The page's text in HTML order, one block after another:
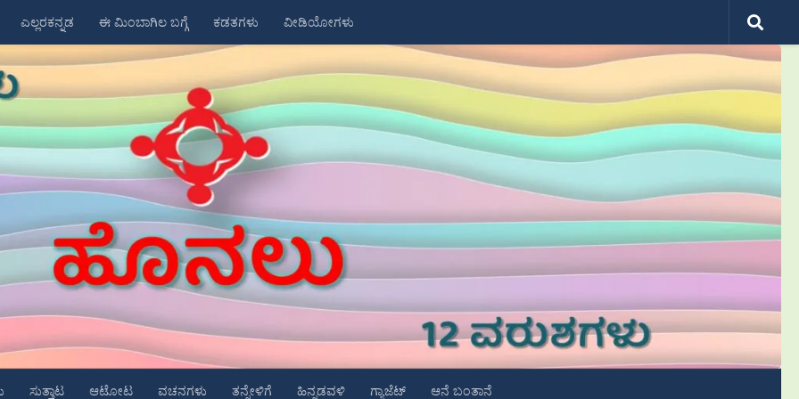
ಎಲ್ಲರಕನ್ನಡ ಈ ಮಿಂಬಾಗಿಲ ಬಗ್ಗೆ ಕಡತಗಳು ವೀಡಿಯೋಗಳು
ಸುತ್ತಾಟ ಆಟೋಟ ವಚನಗಳು ತನ್ನೇಳಿಗೆ ಹಿನ್ನಡವಳಿ ಗ್ಯಾಜೆಟ್ ಆನೆ ಬಂತಾನೆ